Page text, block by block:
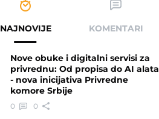
NAJNOVIJE KOMENTARI
Nove obuke i digitalni servisi za
privrednu: Od propisa do AI alata
- nova inicijativa Privredne
komore Srbije
0 0